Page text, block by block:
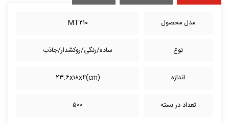
مدل محصول MT۲۱۰
نوع ساده/رنگی/روکشدار/جاذب
اندازه (cm)۲۳.۶x۱۸x۴
تعداد در بسته ۵۰۰